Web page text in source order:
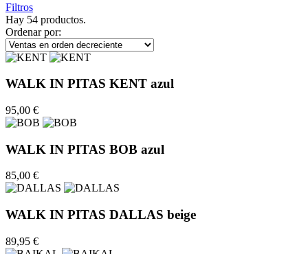
Filtros
Hay 54 productos.
Ordenar por:
WALK IN PITAS KENT azul
95,00 €
WALK IN PITAS BOB azul
85,00 €
WALK IN PITAS DALLAS beige
89,95 €